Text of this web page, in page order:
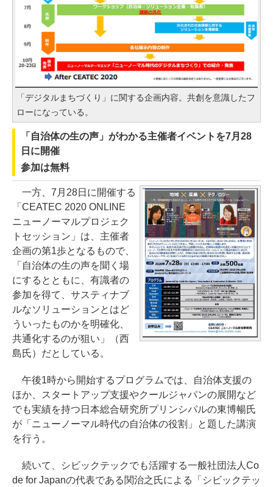
「デジタルまちづくり」に関する企画内容。共創を意識したフ
ローになっている。
「自治体の生の声」がわかる主催者イベントを7月28
日に開催
参加は無料
一方、7月28日に開催する
「CEATEC 2020 ONLINE
ニューノーマルプロジェク
トセッション」は、主催者
企画の第1歩となるもので、
「自治体の生の声を聞く場
にするとともに、有識者の
参加を得て、サスティナブ
ルなソリューションとはど
ういったものかを明確化、
共通化するのが狙い」（西
島氏）だとしている。
午後1時から開始するプログラムでは、自治体支援の
ほか、スタートアップ支援やクールジャパンの展開など
でも実績を持つ日本総合研究所プリンシパルの東博暢氏
が「ニューノーマル時代の自治体の役割」と題した講演
を行う。
続いて、シビックテックでも活躍する一般社団法人Co
de for Japanの代表である関治之氏による「シビックテッ